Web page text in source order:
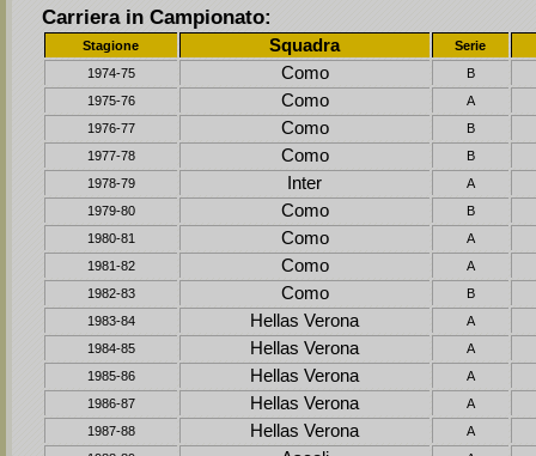
Carriera in Campionato:
Stagione Squadra
Serie
1974-75
Como
B
1975-76
Como
A
1976-77
Como
B
1977-78
Como
B
1978-79
Inter
A
1979-80
Como
B
1980-81
Como
A
1981-82
Como
A
1982-83
Como
B
1983-84
Hellas Verona
A
1984-85
Hellas Verona
A
1985-86
Hellas Verona
A
1986-87
Hellas Verona
A
1987-88
Hellas Verona
A